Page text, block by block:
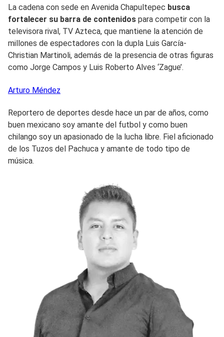
La cadena con sede en Avenida Chapultepec busca
fortalecer su barra de contenidos para competir con la
televisora rival, TV Azteca, que mantiene la atención de
millones de espectadores con la dupla Luis García-
Christian Martinoli, además de la presencia de otras figuras
como Jorge Campos y Luis Roberto Alves ‘Zague’.
Arturo Méndez
Reportero de deportes desde hace un par de años, como
buen mexicano soy amante del futbol y como buen
chilango soy un apasionado de la lucha libre. Fiel aficionado
de los Tuzos del Pachuca y amante de todo tipo de
música.